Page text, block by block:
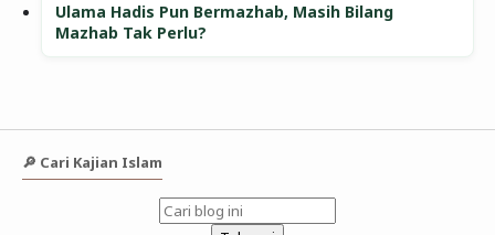
Ulama Hadis Pun Bermazhab, Masih Bilang
Mazhab Tak Perlu?
🔎 Cari Kajian Islam